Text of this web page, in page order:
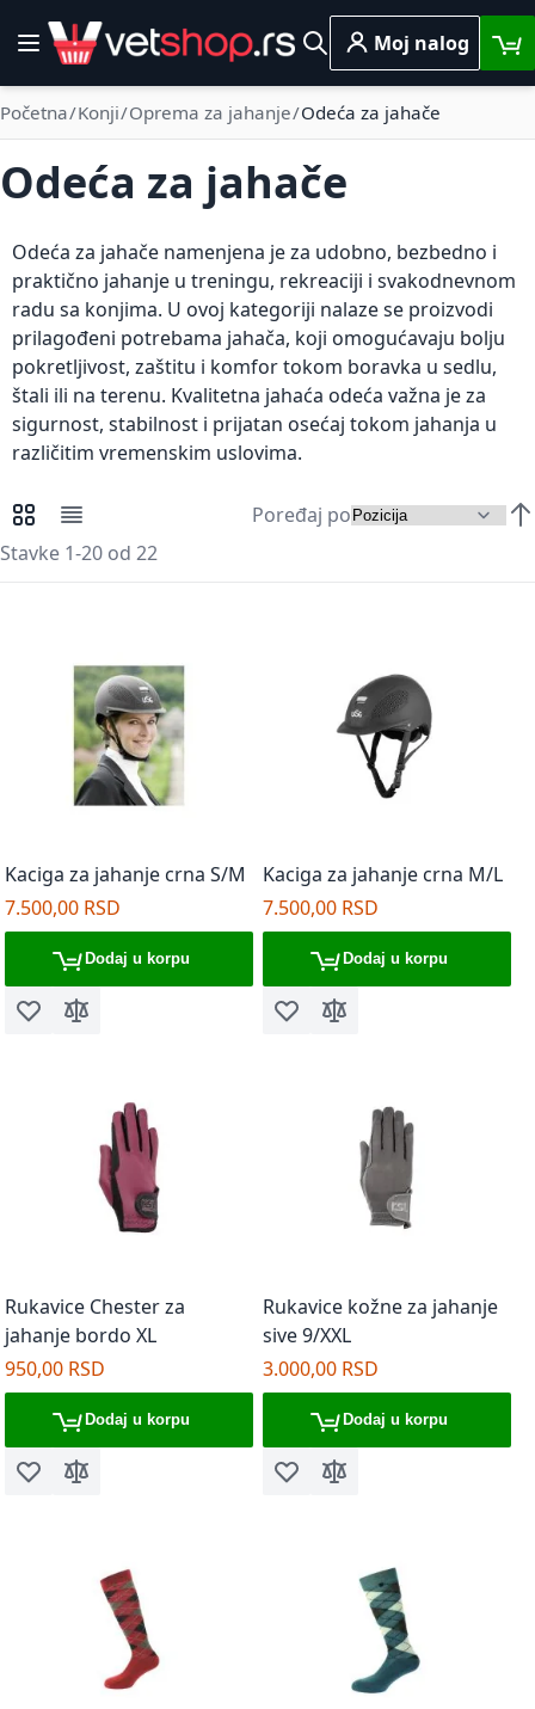
Skip to Content
Toggle Nav
Pretraga
Moj nalog
Početna Konji Oprema za jahanje Odeća za jahače
Odeća za jahače
Odeća za jahače namenjena je za udobno, bezbedno i
praktično jahanje u treningu, rekreaciji i svakodnevnom
radu sa konjima. U ovoj kategoriji nalaze se proizvodi
prilagođeni potrebama jahača, koji omogućavaju bolju
pokretljivost, zaštitu i komfor tokom boravka u sedlu,
štali ili na terenu. Kvalitetna jahaća odeća važna je za
sigurnost, stabilnost i prijatan osećaj tokom jahanja u
različitim vremenskim uslovima.
Pregledi kao
Mreža Lista
Stavke 1-20 od 22
Poređaj po
Kaciga za jahanje crna S/M
7.500,00 RSD
Dodaj u korpu
Dodaj u listu želja
Dodaj za poređenje
Kaciga za jahanje crna M/L
7.500,00 RSD
Dodaj u korpu
Dodaj u listu želja
Dodaj za poređenje
Rukavice Chester za
jahanje bordo XL
950,00 RSD
Dodaj u korpu
Dodaj u listu želja
Dodaj za poređenje
Rukavice kožne za jahanje
sive 9/XXL
3.000,00 RSD
Dodaj u korpu
Dodaj u listu želja
Dodaj za poređenje